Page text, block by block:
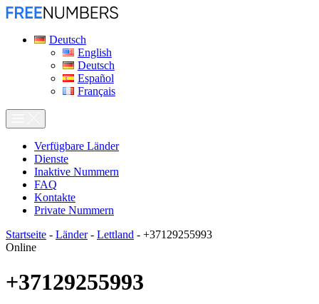
Deutsch
English
Deutsch
Español
Français
Verfügbare Länder
Dienste
Inaktive Nummern
FAQ
Kontakte
Private Nummern
Startseite - Länder- Lettland - +37129255993
Online
+37129255993